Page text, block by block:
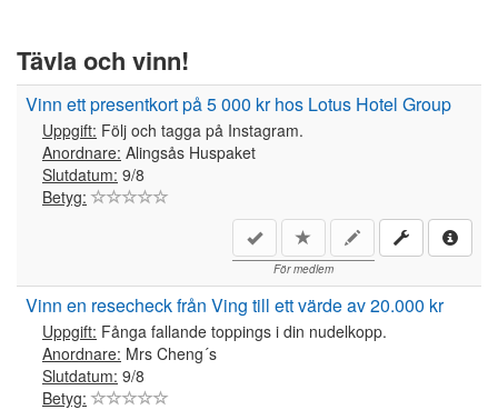
Tävla och vinn!
Vinn ett presentkort på 5 000 kr hos Lotus Hotel Group
Uppgift: Följ och tagga på Instagram.
Anordnare: Alingsås Huspaket
Slutdatum: 9/8
Betyg:
För medlem
Vinn en resecheck från Ving till ett värde av 20.000 kr
Uppgift: Fånga fallande toppings i din nudelkopp.
Anordnare: Mrs Cheng´s
Slutdatum: 9/8
Betyg: